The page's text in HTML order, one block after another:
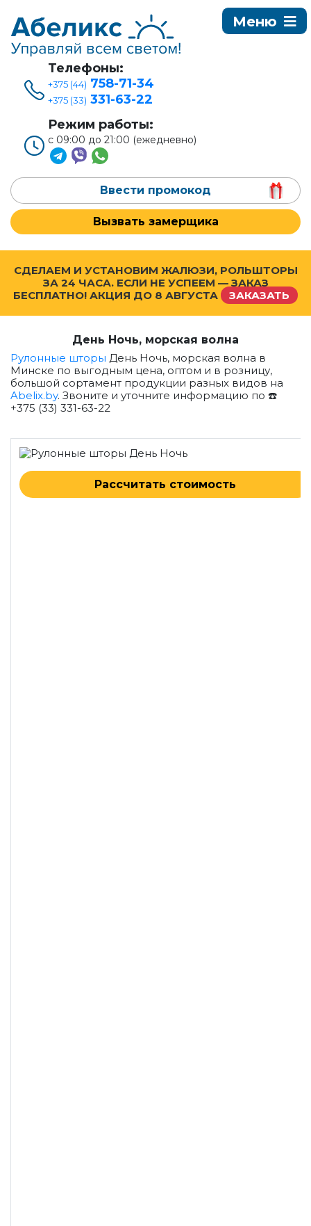
Телефоны:
+375 (44) 758-71-34
+375 (33) 331-63-22
Режим работы:
с 09:00 до 21:00 (ежедневно)
Ввести промокод
Вызвать замерщика
СДЕЛАЕМ И УСТАНОВИМ ЖАЛЮЗИ, РОЛЬШТОРЫ
ЗА 24 ЧАСА. ЕСЛИ НЕ УСПЕЕМ — ЗАКАЗ
БЕСПЛАТНО! АКЦИЯ ДО 8 АВГУСТА ЗАКАЗАТЬ
День Ночь, морская волна
Рулонные шторы День Ночь, морская волна в
Минске по выгодным цена, оптом и в розницу,
большой сортамент продукции разных видов на
Abelix.by. Звоните и уточните информацию по ☎️
+375 (33) 331-63-22
Рассчитать стоимость